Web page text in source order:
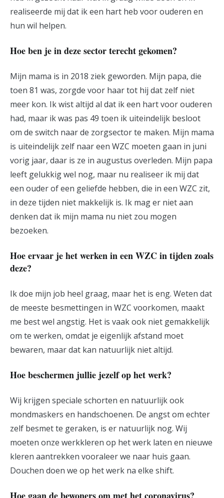
realiseerde mij dat ik een hart heb voor ouderen en
hun wil helpen.
Hoe ben je in deze sector terecht gekomen?
Mijn mama is in 2018 ziek geworden. Mijn papa, die
toen 81 was, zorgde voor haar tot hij dat zelf niet
meer kon. Ik wist altijd al dat ik een hart voor ouderen
had, maar ik was pas 49 toen ik uiteindelijk besloot
om de switch naar de zorgsector te maken. Mijn mama
is uiteindelijk zelf naar een WZC moeten gaan in juni
vorig jaar, daar is ze in augustus overleden. Mijn papa
leeft gelukkig wel nog, maar nu realiseer ik mij dat
een ouder of een geliefde hebben, die in een WZC zit,
in deze tijden niet makkelijk is. Ik mag er niet aan
denken dat ik mijn mama nu niet zou mogen
bezoeken.
Hoe ervaar je het werken in een WZC in tijden zoals
deze?
Ik doe mijn job heel graag, maar het is eng. Weten dat
de meeste besmettingen in WZC voorkomen, maakt
me best wel angstig. Het is vaak ook niet gemakkelijk
om te werken, omdat je eigenlijk afstand moet
bewaren, maar dat kan natuurlijk niet altijd.
Hoe beschermen jullie jezelf op het werk?
Wij krijgen speciale schorten en natuurlijk ook
mondmaskers en handschoenen. De angst om echter
zelf besmet te geraken, is er natuurlijk nog. Wij
moeten onze werkkleren op het werk laten en nieuwe
kleren aantrekken vooraleer we naar huis gaan.
Douchen doen we op het werk na elke shift.
Hoe gaan de bewoners om met het coronavirus?